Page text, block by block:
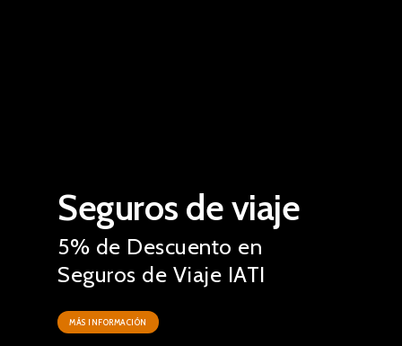
Seguros de viaje
5% de Descuento en
Seguros de Viaje IATI
MÁS INFORMACIÓN